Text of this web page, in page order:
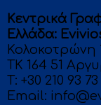
Κεντρικά
Eλλάδα:
Κολοκοτρώνη
ΤΚ 164 51
T: +30 210 93
Email: